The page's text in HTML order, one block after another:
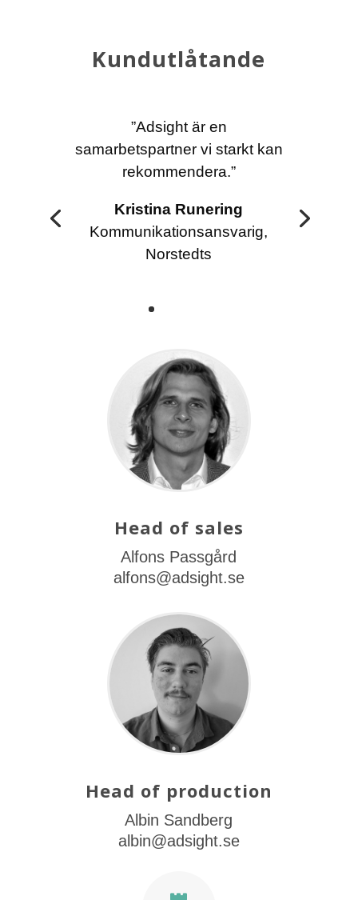
Kundutlåtande
”Adsight är en
samarbetspartner vi starkt kan
rekommendera.”
Kristina Runering
Kommunikationsansvarig,
Norstedts
Head of sales
Alfons Passgård
alfons@adsight.se
Head of production
Albin Sandberg
albin@adsight.se